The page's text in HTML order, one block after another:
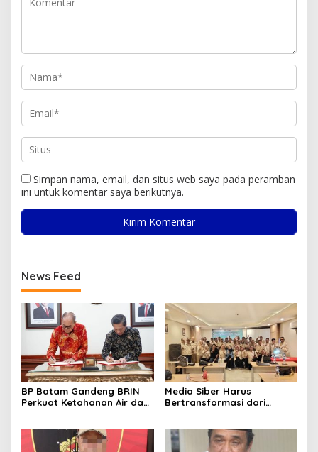
Simpan nama, email, dan situs web saya pada peramban
ini untuk komentar saya berikutnya.
News Feed
BP Batam Gandeng BRIN
Perkuat Ketahanan Air dan
Media Siber Harus
Bertransformasi dari